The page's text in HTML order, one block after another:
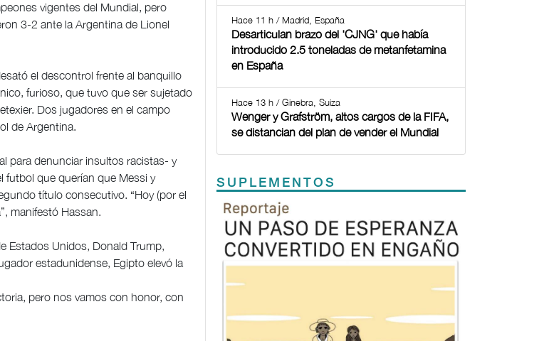
vigentes del Mundial, pero
3-2 ante la Argentina de Lionel
el descontrol frente al banquillo
furioso, que tuvo que ser sujetado
Dos jugadores en el campo
de Argentina.
para denunciar insultos racistas- y
futbol que querían que Messi y
título consecutivo. “Hoy (por el
manifestó Hassan.
Estados Unidos, Donald Trump,
estadunidense, Egipto elevó la
pero nos vamos con honor, con
Hace 11 h / Madrid, España
Desarticulan brazo del 'CJNG' que había
introducido 2.5 toneladas de metanfetamina
en España
Hace 13 h / Ginebra, Suiza
Wenger y Grafström, altos cargos de la FIFA,
se distancian del plan de vender el Mundial
SUPLEMENTOS
Previous
TODOS LOS SUPLEMENTOS